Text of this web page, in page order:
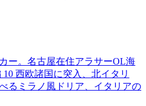
ー。名古屋在住アラサーOL海
西欧諸国に突入、北イタリ
るミラノ風ドリア、イタリアの